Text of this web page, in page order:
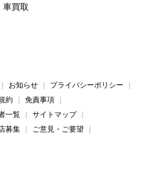
車買取
お知らせ
プライバシーポリシー
約
免責事項
一覧
サイトマップ
募集
ご意見・ご要望